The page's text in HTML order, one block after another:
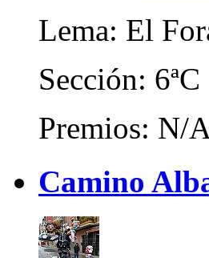
Lema: El
Sección: 6ªC
Premios: N/
Camino